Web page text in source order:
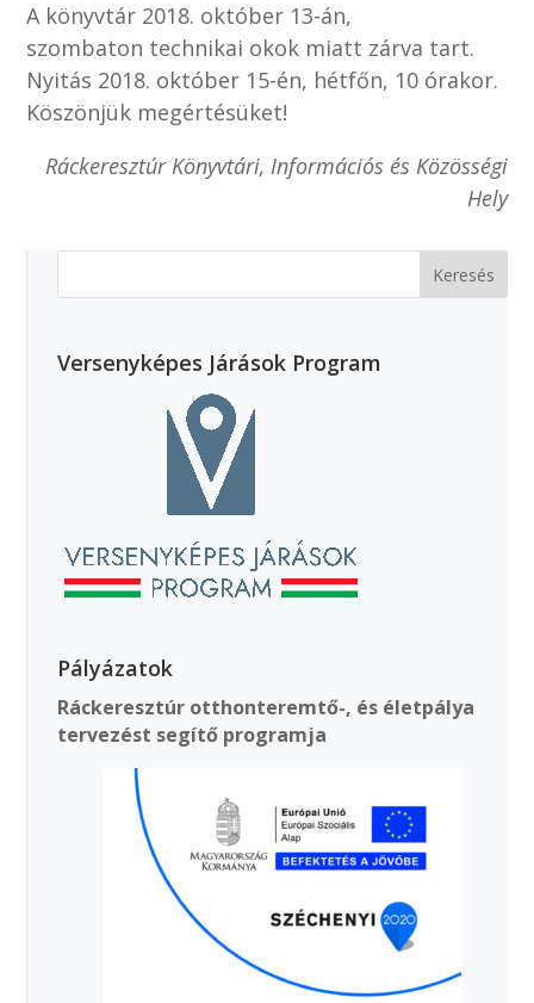
A könyvtár 2018. október 13-án,
szombaton technikai okok miatt zárva tart.
Nyitás 2018. október 15-én, hétfőn, 10 órakor.
Köszönjük megértésüket!
Ráckeresztúr Könyvtári, Információs és Közösségi
Hely
Versenyképes Járások Program
Pályázatok
Ráckeresztúr otthonteremtő-, és életpálya
tervezést segítő programja